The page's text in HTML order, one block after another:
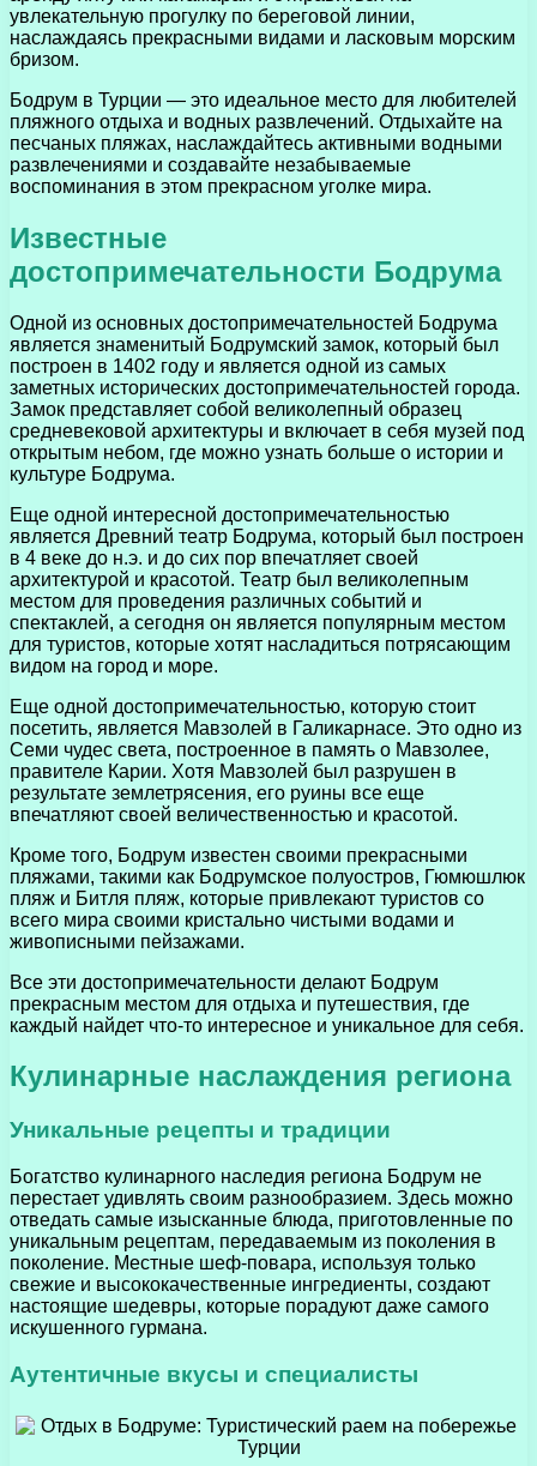
увлекательную прогулку по береговой линии,
наслаждаясь прекрасными видами и ласковым морским
бризом.
Бодрум в Турции — это идеальное место для любителей
пляжного отдыха и водных развлечений. Отдыхайте на
песчаных пляжах, наслаждайтесь активными водными
развлечениями и создавайте незабываемые
воспоминания в этом прекрасном уголке мира.
Известные
достопримечательности Бодрума
Одной из основных достопримечательностей Бодрума
является знаменитый Бодрумский замок, который был
построен в 1402 году и является одной из самых
заметных исторических достопримечательностей города.
Замок представляет собой великолепный образец
средневековой архитектуры и включает в себя музей под
открытым небом, где можно узнать больше о истории и
культуре Бодрума.
Еще одной интересной достопримечательностью
является Древний театр Бодрума, который был построен
в 4 веке до н.э. и до сих пор впечатляет своей
архитектурой и красотой. Театр был великолепным
местом для проведения различных событий и
спектаклей, а сегодня он является популярным местом
для туристов, которые хотят насладиться потрясающим
видом на город и море.
Еще одной достопримечательностью, которую стоит
посетить, является Мавзолей в Галикарнасе. Это одно из
Семи чудес света, построенное в память о Мавзолее,
правителе Карии. Хотя Мавзолей был разрушен в
результате землетрясения, его руины все еще
впечатляют своей величественностью и красотой.
Кроме того, Бодрум известен своими прекрасными
пляжами, такими как Бодрумское полуостров, Гюмюшлюк
пляж и Битля пляж, которые привлекают туристов со
всего мира своими кристально чистыми водами и
живописными пейзажами.
Все эти достопримечательности делают Бодрум
прекрасным местом для отдыха и путешествия, где
каждый найдет что-то интересное и уникальное для себя.
Кулинарные наслаждения региона
Уникальные рецепты и традиции
Богатство кулинарного наследия региона Бодрум не
перестает удивлять своим разнообразием. Здесь можно
отведать самые изысканные блюда, приготовленные по
уникальным рецептам, передаваемым из поколения в
поколение. Местные шеф-повара, используя только
свежие и высококачественные ингредиенты, создают
настоящие шедевры, которые порадуют даже самого
искушенного гурмана.
Аутентичные вкусы и специалисты